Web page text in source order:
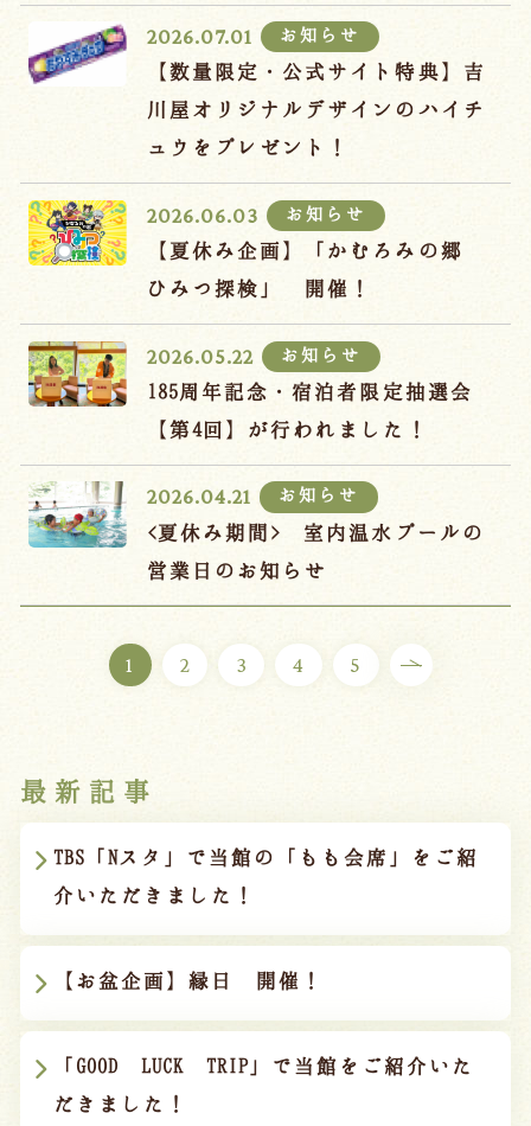
2026.07.01 お知らせ
【数量限定・公式サイト特典】吉
川屋オリジナルデザインのハイチ
ュウをプレゼント！
2026.06.03 お知らせ
【夏休み企画】「かむろみの郷
ひみつ探検」 開催！
2026.05.22 お知らせ
185周年記念・宿泊者限定抽選会
【第4回】が行われました！
2026.04.21 お知らせ
<夏休み期間> 室内温水プールの
営業日のお知らせ
1 2 3 4 5
最新記事
TBS「Nスタ」で当館の「もも会席」をご紹
介いただきました！
【お盆企画】縁日 開催！
「GOOD LUCK TRIP」で当館をご紹介いた
だきました！